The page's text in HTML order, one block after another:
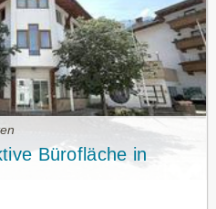
Bürofläche in